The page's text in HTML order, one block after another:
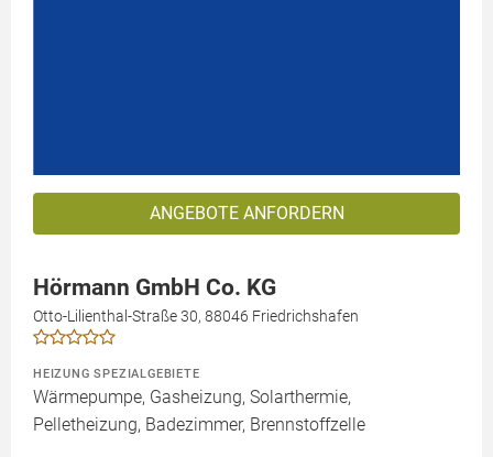
ANGEBOTE ANFORDERN
Hörmann GmbH Co. KG
Otto-Lilienthal-Straße 30, 88046 Friedrichshafen
HEIZUNG SPEZIALGEBIETE
Wärmepumpe, Gasheizung, Solarthermie,
Pelletheizung, Badezimmer, Brennstoffzelle